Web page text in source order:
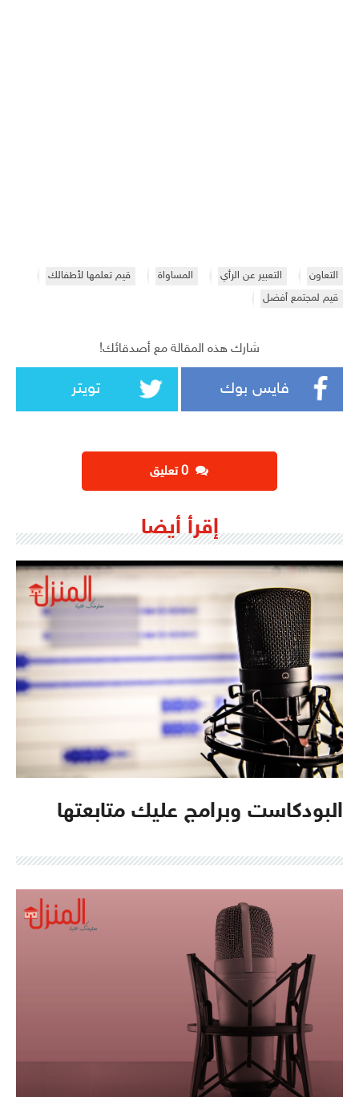
التعاون التعبير عن الرأي المساواة
قيم تعلمها لأطفالك
قيم لمجتمع أفضل
شارك هذه المقالة مع أصدقائك!
فايس بوك تويتر
إقرأ أيضا
البودكاست وبرامج عليك متابعتها